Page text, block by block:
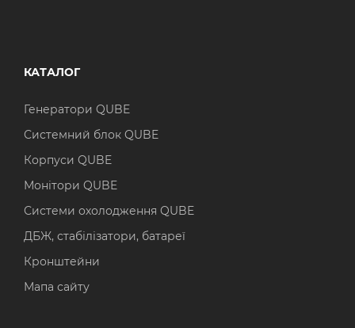
КАТАЛОГ
Генератори QUBE
Системний блок QUBE
Корпуси QUBE
Монітори QUBE
Системи охолодження QUBE
ДБЖ, стабілізатори, батареї
Кронштейни
Мапа сайту